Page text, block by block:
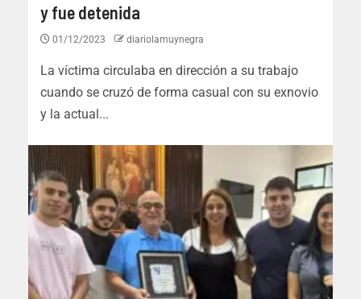
y fue detenida
01/12/2023 diariolamuynegra
La víctima circulaba en dirección a su trabajo
cuando se cruzó de forma casual con su exnovio
y la actual...